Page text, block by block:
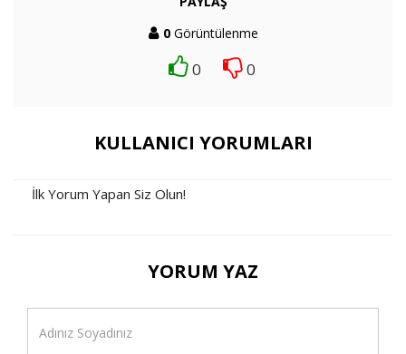
0Görüntülenme
0 0
KULLANICI YORUMLARI
İlk Yorum Yapan Siz Olun!
YORUM YAZ